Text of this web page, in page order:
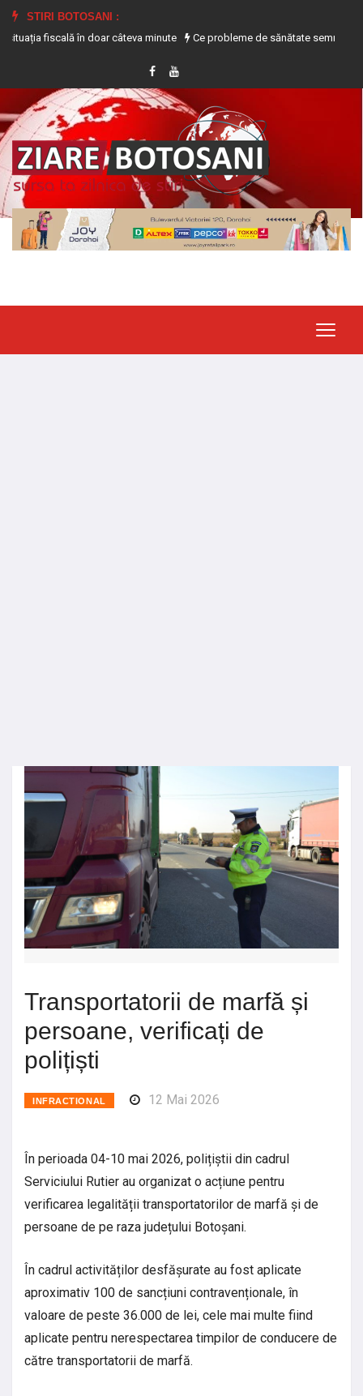
STIRI BOTOSANI :
în doar câteva minute
Ce probleme de sănătate semnalează
Transportatorii de marfă și
persoane, verificați de
polițiști
INFRACTIONAL 12 Mai 2026
În perioada 04-10 mai 2026, polițiștii din cadrul
Serviciului Rutier au organizat o acțiune pentru
verificarea legalității transportatorilor de marfă și de
persoane de pe raza județului Botoșani.
În cadrul activităților desfășurate au fost aplicate
aproximativ 100 de sancțiuni contravenționale, în
valoare de peste 36.000 de lei, cele mai multe fiind
aplicate pentru nerespectarea timpilor de conducere de
către transportatorii de marfă.